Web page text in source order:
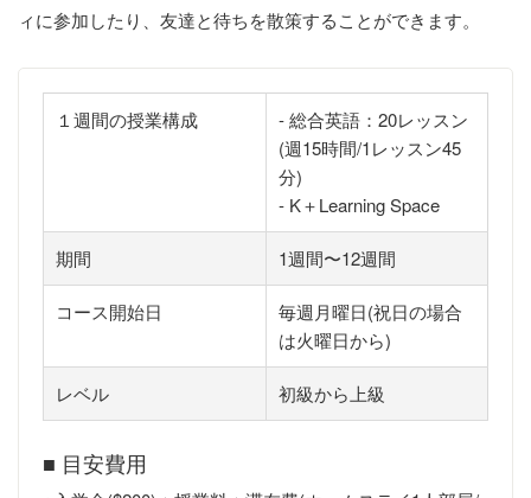
ィに参加したり、友達と待ちを散策することができます。
１週間の授業構成
- 総合英語：20レッスン
(週15時間/1レッスン45
分)
- K＋Learning Space
期間 1週間〜12週間
コース開始日
毎週月曜日(祝日の場合
は火曜日から)
レベル 初級から上級
■ 目安費用